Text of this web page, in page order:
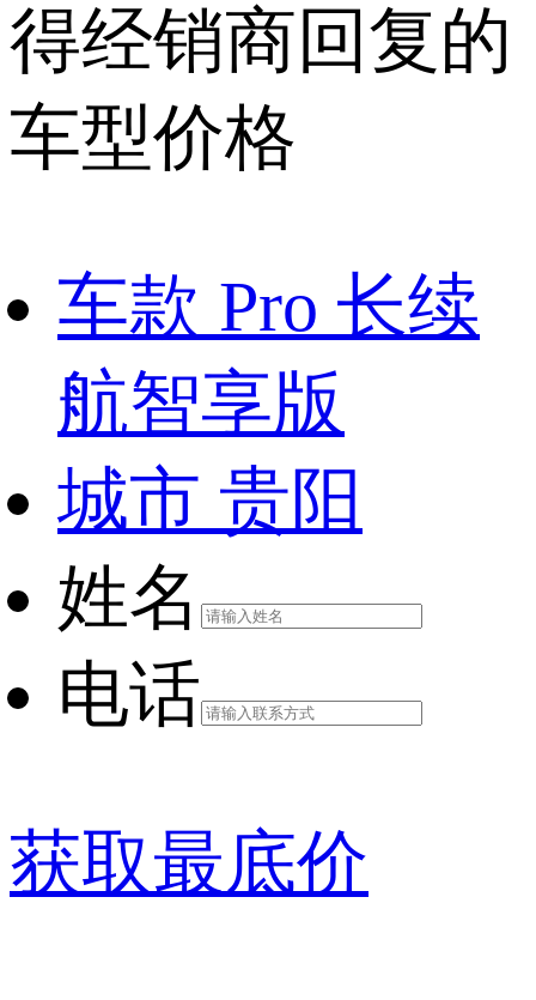
得经销商回复的
车型价格
车款 Pro 长续
航智享版
城市 贵阳
姓名
电话
获取最底价